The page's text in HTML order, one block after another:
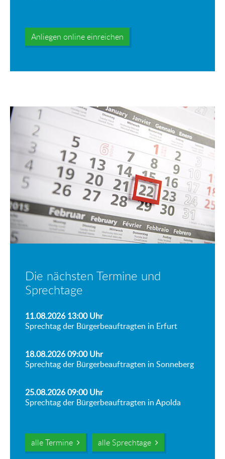
Anliegen online einreichen
Die nächsten Termine und
Sprechtage
11.08.2026 13:00Uhr
Sprechtag der Bürgerbeauftragten in Erfurt
18.08.2026 09:00Uhr
Sprechtag der Bürgerbeauftragten in Sonneberg
25.08.2026 09:00Uhr
Sprechtag der Bürgerbeauftragten in Apolda
alle Termine alle Sprechtage